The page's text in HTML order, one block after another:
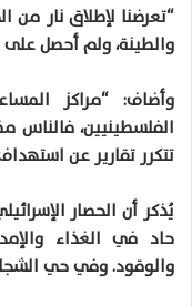
“تعرضنا لإطلاق نار
والطينة، ولم أحصل
وأضاف: “مراكز
الفلسطينيين، فالناس
تتكرر تقارير عن
يُذكر أن الحصار
حاد في الغذاء
والوقود. وفي حي